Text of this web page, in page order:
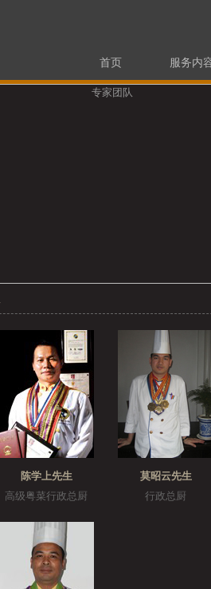
首页
服务内
陈学上先生
高级粤菜行政总厨
莫昭云先生
行政总厨